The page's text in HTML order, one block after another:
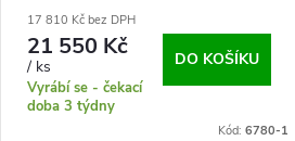
17 810 Kč bez DPH
21 550 Kč
/ ks
Vyrábí se - čekací
doba 3 týdny
DO KOŠÍKU
Kód:6780-1